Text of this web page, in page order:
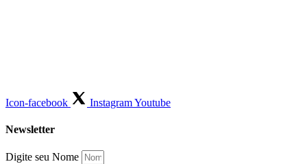
Icon-facebook InstagramYoutube
Newsletter
Digite seu Nome